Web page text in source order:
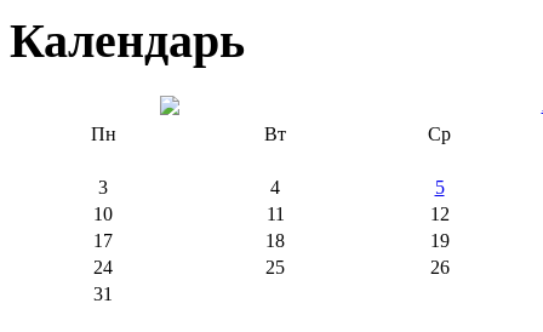
Календарь
Пн
Вт Ср
3 4
5
10
11
12
17
18
19
24
25
26
31